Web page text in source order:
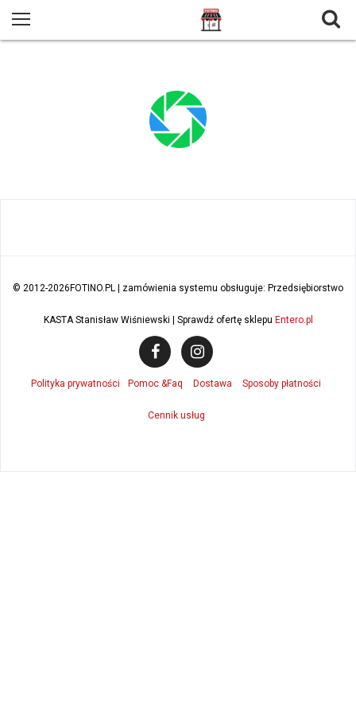
© 2012-2026FOTINO.PL | zamówienia systemu obsługuje: Przedsiębiorstwo
KASTA Stanisław Wiśniewski | Sprawdź ofertę sklepu Entero.pl
Polityka prywatności Pomoc &Faq Dostawa Sposoby płatności
Cennik usług